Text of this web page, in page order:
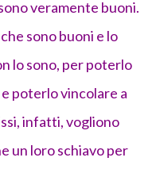
veramente buoni.
sono buoni e lo
lo sono, per poterlo
poterlo vincolare a
infatti, vogliono
un loro schiavo per